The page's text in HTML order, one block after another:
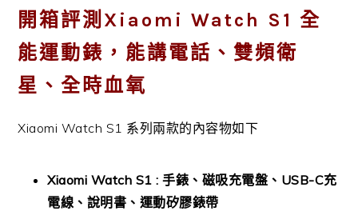
開箱評測Xiaomi Watch S1 全
能運動錶，能講電話、雙頻衛
星、全時血氧
Xiaomi Watch S1 系列兩款的內容物如下
Xiaomi Watch S1 : 手錶、磁吸充電盤、USB-C充
電線、說明書、運動矽膠錶帶